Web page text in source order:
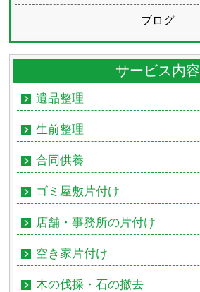
ブログ
サービス内容
遺品整理
生前整理
合同供養
ゴミ屋敷片付け
店舗・事務所の片付け
空き家片付け
木の伐採・石の撤去